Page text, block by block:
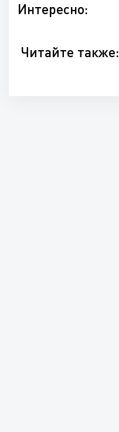
Интересно:
Читайте также: